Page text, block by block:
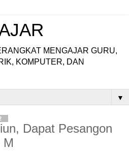
MENGAJAR GURU,
KOMPUTER, DAN
▼
Dapat Pesangon
M